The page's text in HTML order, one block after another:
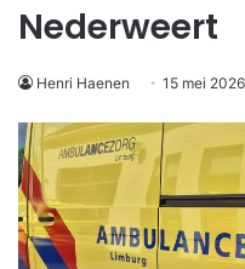
Nederweert
Henri Haenen 15 mei